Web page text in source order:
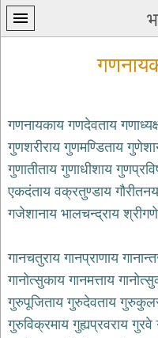
प्रथम
पन्ना
home
कृष्ण
bhajans
शिव
भजन
shiv
bhajans
गणनायकाय गणदेवताय
गुणशरीराय गुणमण्डिताय
गुणातीताय गुणाधीशाय
एकदंताय वक्रतुण्डाय
गजेशानाय भालचन्द्राय
गानचतुराय गानप्राणाय
गानोत्सुकाय गानमत्ताय
गुरुपूजिताय गुरुदेवताय
गुरुविक्रमाय गुह्यप्रवराय